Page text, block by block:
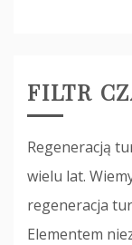
FILTR
Regeneracją
wielu lat.
regeneracja
Elementem